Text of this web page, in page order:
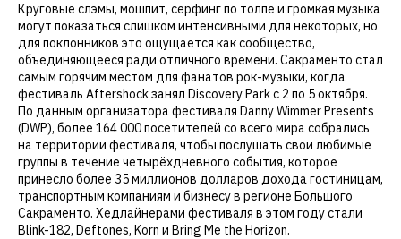
Круговые слэмы, мошпит, серфинг по толпе и громкая музыка
могут показаться слишком интенсивными для некоторых, но
для поклонников это ощущается как сообщество,
объединяющееся ради отличного времени. Сакраменто стал
самым горячим местом для фанатов рок-музыки, когда
фестиваль Aftershock занял Discovery Park с 2 по 5 октября.
По данным организатора фестиваля Danny Wimmer Presents
(DWP), более 164 000 посетителей со всего мира собрались
на территории фестиваля, чтобы послушать свои любимые
группы в течение четырёхдневного события, которое
принесло более 35 миллионов долларов дохода гостиницам,
транспортным компаниям и бизнесу в регионе Большого
Сакраменто. Хедлайнерами фестиваля в этом году стали
Blink-182, Deftones, Korn и Bring Me the Horizon.